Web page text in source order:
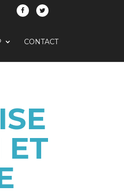
CONTACT
ET